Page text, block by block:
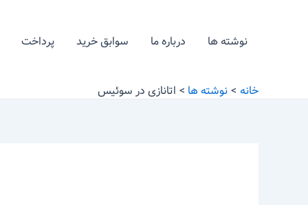
نوشته ها درباره ما سوابق خرید پرداخت
خانه نوشته ها اتانازی در سوئیس